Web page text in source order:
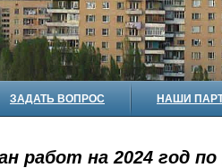
ЗАДАТЬ ВОПРОС НАШИ
работ на 2024 год